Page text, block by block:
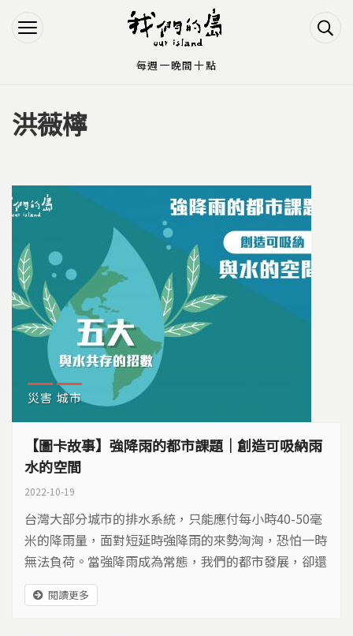
Jump to Navigation
Jump to Main content
您在這裡
洪薇檸
災害 城市
【圖卡故事】強降雨的都市課題｜創造可吸納雨
水的空間
2022-10-19
台灣大部分城市的排水系統，只能應付每小時40-50毫
米的降雨量，面對短延時強降雨的來勢洶洶，恐怕一時
無法負荷。當強降雨成為常態，我們的都市發展，卻還
是大規模的水泥化思維，我們的城市將會越來越難與水
共存，因此如何創造韌性城市，而不是和水對抗，是都
閱讀更多
每週一晚間十點